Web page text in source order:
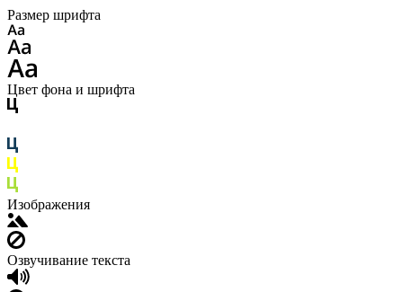
Размер шрифта
Цвет фона и шрифта
Изображения
Озвучивание текста